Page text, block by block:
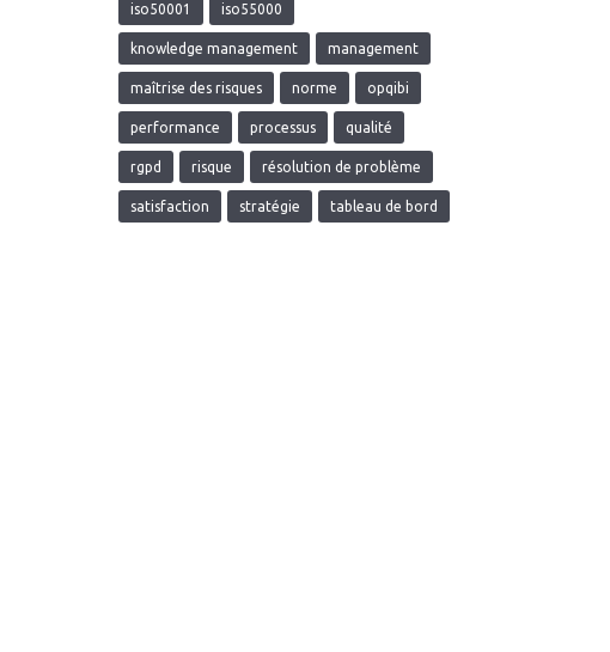
iso50001 iso55000
knowledge management management
maîtrise des risques norme opqibi
performance processus qualité
rgpd risque résolution de problème
satisfaction stratégie tableau de bord